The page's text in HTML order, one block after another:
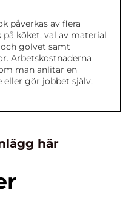
påverkas av flera
köket, val av material
golvet samt
Arbetskostnaderna
man anlitar en
eller gör jobbet själv.
här